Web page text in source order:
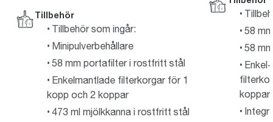
Tillbehör
Tillbehör som ingår:
Minipulverbehållare
58 mm portafilter i rostfritt stål
Enkelmantlade filterkorgar för 1
kopp och 2 koppar
473 ml mjölkkanna i rostfritt stål
58
58
koppar